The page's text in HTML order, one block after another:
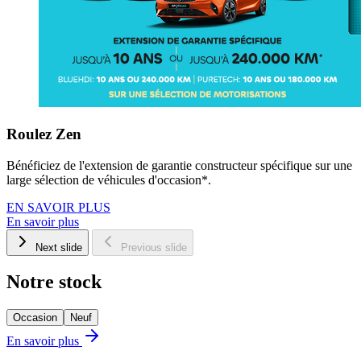
Roulez Zen
Bénéficiez de l'extension de garantie constructeur spécifique sur une
large sélection de véhicules d'occasion*.
EN SAVOIR PLUS
En savoir plus
Next slide Previous slide
Notre stock
Occasion Neuf
En savoir plus